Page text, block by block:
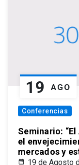
19 AGO
Conferencias
Seminario:
el
mercados y
19 de Agosto